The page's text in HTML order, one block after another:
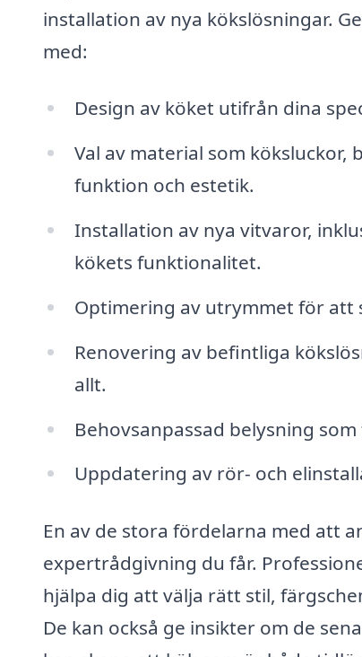
installation av nya kökslösningar.
med:
Design av köket utifrån dina
Val av material som
funktion och estetik.
Installation av nya vitvaror,
kökets funktionalitet.
Optimering av utrymmet för att
Renovering av befintliga
allt.
Behovsanpassad belysning
Uppdatering av rör- och
En av de stora fördelarna med att
expertrådgivning du får.
hjälpa dig att välja rätt stil,
De kan också ge insikter om de